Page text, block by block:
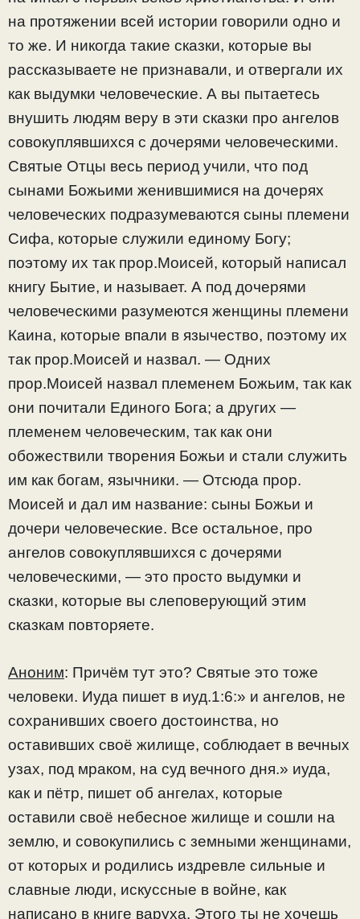
на протяжении всей истории говорили одно и
то же. И никогда такие сказки, которые вы
рассказываете не признавали, и отвергали их
как выдумки человеческие. А вы пытаетесь
внушить людям веру в эти сказки про ангелов
совокуплявшихся с дочерями человеческими.
Святые Отцы весь период учили, что под
сынами Божьими женившимися на дочерях
человеческих подразумеваются сыны племени
Сифа, которые служили единому Богу;
поэтому их так прор.Моисей, который написал
книгу Бытие, и называет. А под дочерями
человеческими разумеются женщины племени
Каина, которые впали в язычество, поэтому их
так прор.Моисей и назвал. — Одних
прор.Моисей назвал племенем Божьим, так как
они почитали Единого Бога; а других —
племенем человеческим, так как они
обожествили творения Божьи и стали служить
им как богам, язычники. — Отсюда прор.
Моисей и дал им название: сыны Божьи и
дочери человеческие. Все остальное, про
ангелов совокуплявшихся с дочерями
человеческими, — это просто выдумки и
сказки, которые вы слеповерующий этим
сказкам повторяете.
Аноним: Причём тут это? Святые это тоже
человеки. Иуда пишет в иуд.1:6:» и ангелов, не
сохранивших своего достоинства, но
оставивших своё жилище, соблюдает в вечных
узах, под мраком, на суд вечного дня.» иуда,
как и пётр, пишет об ангелах, которые
оставили своё небесное жилище и сошли на
землю, и совокупились с земными женщинами,
от которых и родились издревле сильные и
славные люди, искуссные в войне, как
написано в книге варуха. Этого ты не хочешь